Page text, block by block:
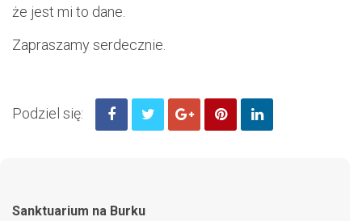
że jest mi to dane.
Zapraszamy serdecznie.
Podziel się:
Sanktuarium na Burku